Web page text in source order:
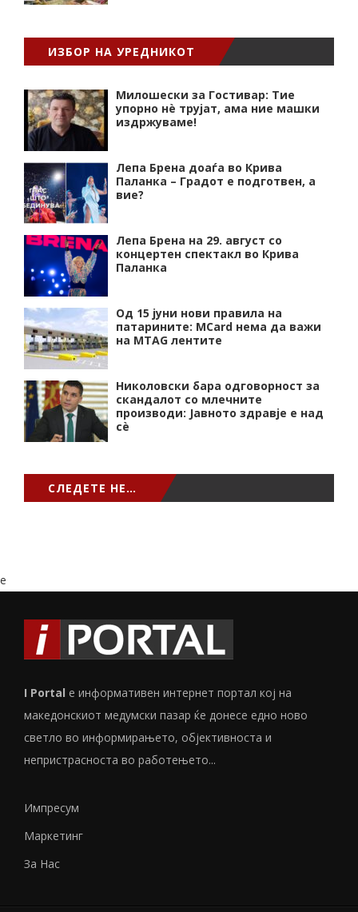
ИЗБОР НА УРЕДНИКОТ
Милошески за Гостивар: Тие
упорно нѐ трујат, ама ние машки
издржуваме!
Лепа Брена доаѓа во Крива
Паланка – Градот е подготвен, а
вие?
Лепа Брена на 29. август со
концертен спектакл во Крива
Паланка
Од 15 јуни нови правила на
патарините: MCard нема да важи
на MTAG лентите
Николовски бара одговорност за
скандалот со млечните
производи: Јавното здравје е над
сѐ
СЛЕДЕТЕ НЕ…
e
I Portal е информативен интернет портал кој на
македонскиот медумски пазар ќе донесе едно ново
светло во информирањето, објективноста и
непристрасноста во работењето...
Импресум
Маркетинг
За Нас